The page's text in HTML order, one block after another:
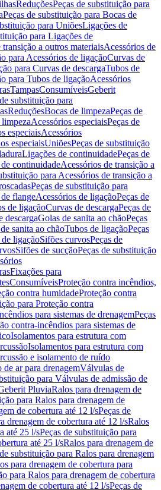
ReduçõesPeças de substituição para
Peças de substituição para Bocas de
para UniõesLigações de
para Ligações de
transição a outros materiaisAcessórios de
para Acessórios de ligaçãoCurvas de
para Curvas de descargaTubos de
para Tubos de ligaçãoAcessórios
TampasConsumíveisGeberit
substituição para
ReduçõesBocas de limpezaPeças de
Acessórios especiaisPeças de
especiaisAcessórios
especiaisUniõesPeças de substituição
Ligações de continuidadePeças de
continuidadeAcessórios de transição a
para Acessórios de transição a
Peças de substituição para
flangeAcessórios de ligaçãoPeças de
de ligaçãoCurvas de descargaPeças de
descargaGolas de sanita ao chãoPeças
sanita ao chãoTubos de ligaçãoPeças
ligaçãoSifões curvosPeças de
Sifões de sucçãoPeças de substituição
Fixações para
ConsumíveisProteção contra incêndios,
contra humidadeProteção contra
para Proteção contra
para sistemas de drenagemPeças
contra-incêndios para sistemas de
Isolamentos para estrutura com
Isolamentos para estrutura com
e isolamento de ruído
ar para drenagemVálvulas de
para Válvulas de admissão de
PluviaRalos para drenagem de
para Ralos para drenagem de
de cobertura até 12 l/sPeças de
drenagem de cobertura até 12 l/sRalos
até 25 l/sPeças de substituição para
até 25 l/sRalos para drenagem de
substituição para Ralos para drenagem
para drenagem de cobertura para
para Ralos para drenagem de cobertura
de cobertura até 12 l/sPeças de